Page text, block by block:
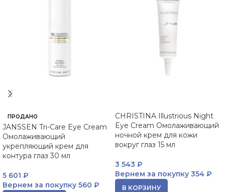
ПРОДАНО
JANSSEN Tri-Care Eye Cream
Омолаживающий
укрепляющий крем для
контура глаз 30 мл
5 601 ₽
Вернем за покупку 560 ₽
CHRISTINA Illustrious Night
Eye Cream Омолаживающий
ночной крем для кожи
вокруг глаз 15 мл
3 543 ₽
Вернем за покупку 354 ₽
В КОРЗИНУ